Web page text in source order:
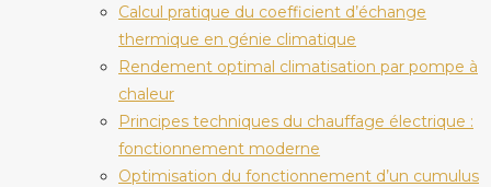
Calcul pratique du coefficient d’échange
thermique en génie climatique
Rendement optimal climatisation par pompe à
chaleur
Principes techniques du chauffage électrique :
fonctionnement moderne
Optimisation du fonctionnement d’un cumulus